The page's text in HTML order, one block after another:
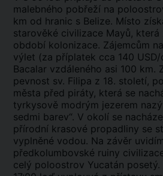
malebného pobřeží na
km od hranic s Belize. Místo
starověké civilizace Mayů,
období kolonizace. Zájemcům
výlet (za příplatek cca 140
Bacalar vzdáleného asi 100 km.
pevnost sv. Filipa z 18. století,
města před piráty, která se
tyrkysově modrým jezerem
sedmi barev“. V okolí se
přírodní krasové propadliny se
vyplněné vodou. Na závěr
předkolumbovské ruiny
celý poloostrov Yucatán